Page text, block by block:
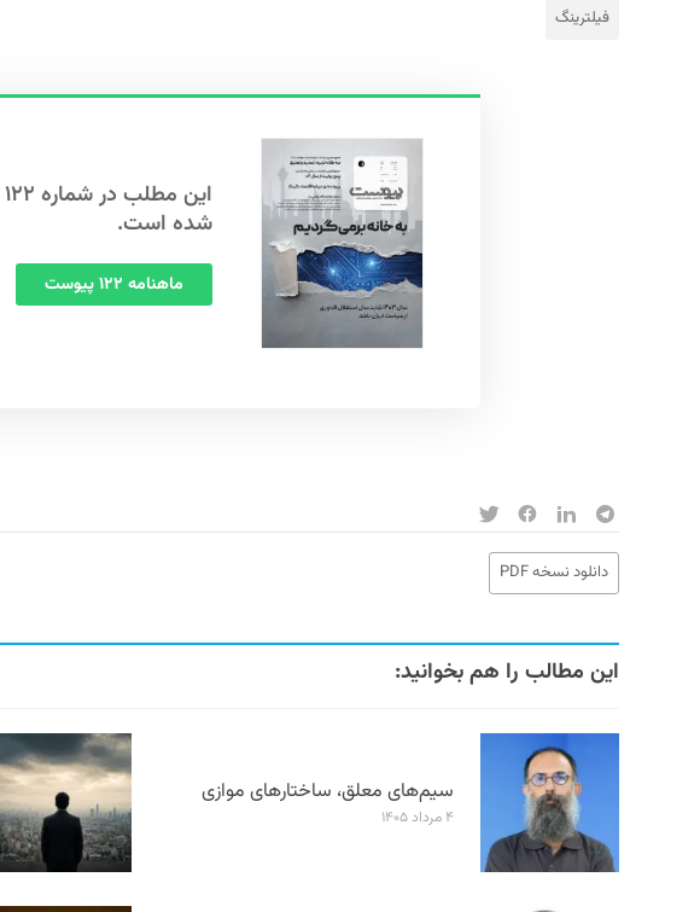
فیلترینگ
شده است.
ماهنامه ۱۲۲ پیوست
دانلود نسخه PDF
این مطالب را هم بخوانید:
سیم‌های معلق، ساختارهای موازی
۴ مرداد ۱۴۰۵